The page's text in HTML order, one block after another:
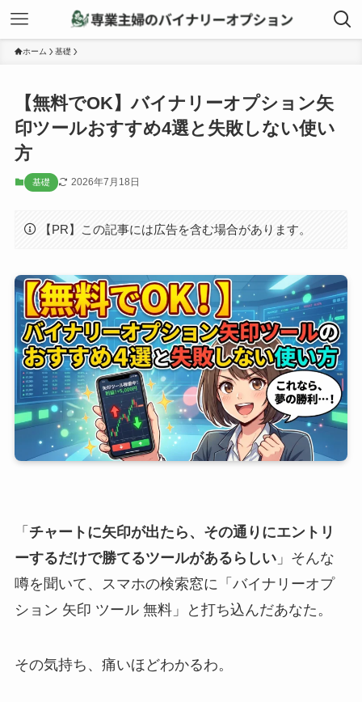
ホーム 基礎
【無料でOK】バイナリーオプション矢
印ツールおすすめ4選と失敗しない使い
方
基礎 2026年7月18日
【PR】この記事には広告を含む場合があります。
「 チャートに矢印が出たら、その通りにエントリ
ーするだけで勝てるツールがあるらしい」そんな
噂を聞いて、スマホの検索窓に「バイナリーオプ
ション 矢印 ツール 無料」と打ち込んだあなた。
その気持ち、痛いほどわかるわ。